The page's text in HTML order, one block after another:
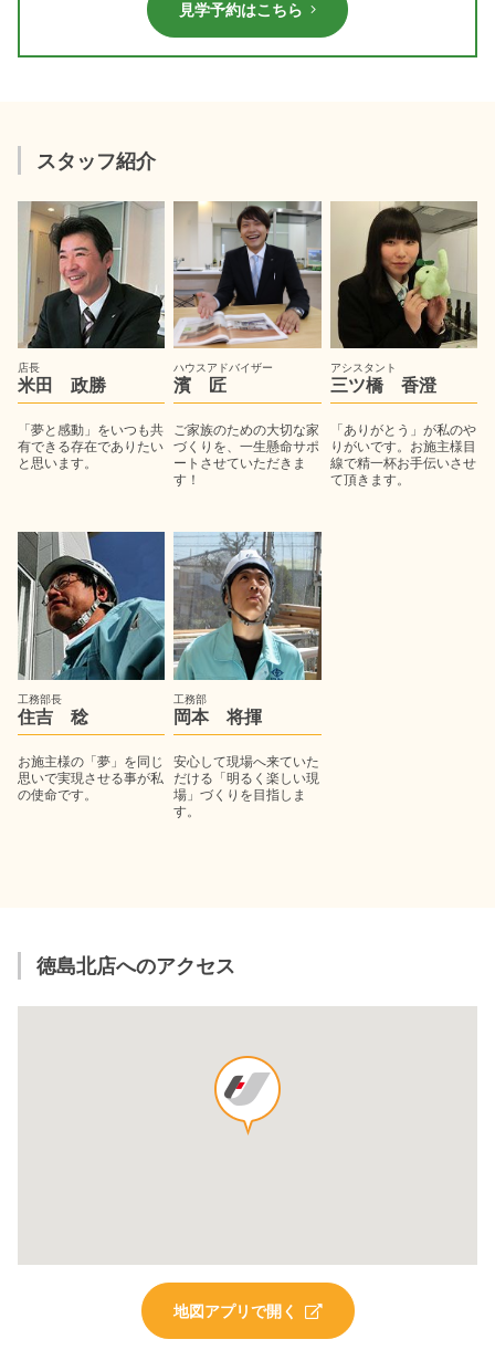
見学予約はこちら
スタッフ紹介
店長
米田 政勝
「夢と感動」をいつも共
有できる存在でありたい
と思います。
ハウスアドバイザー
濱 匠
ご家族のための大切な家
づくりを、一生懸命サポ
ートさせていただきま
す！
アシスタント
三ツ橋 香澄
「ありがとう」が私のや
りがいです。お施主様目
線で精一杯お手伝いさせ
て頂きます。
工務部長
住吉 稔
お施主様の「夢」を同じ
思いで実現させる事が私
の使命です。
工務部
岡本 将揮
安心して現場へ来ていた
だける「明るく楽しい現
場」づくりを目指しま
す。
徳島北店へのアクセス
地図アプリで開く